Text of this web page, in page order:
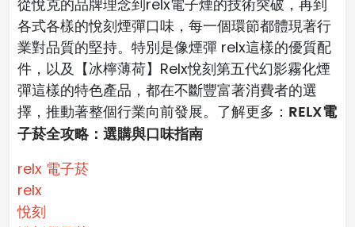
從悅克的品牌理念到relx電子煙的技術突破，再到
各式各樣的悅刻煙彈口味，每一個環節都體現著行
業對品質的堅持。特別是像煙彈 relx這樣的優質配
件，以及【冰檸薄荷】Relx悅刻第五代幻影霧化煙
彈這樣的特色產品，都在不斷豐富著消費者的選
擇，推動著整個行業向前發展。了解更多： RELX電
子菸全攻略：選購與口味指南
relx 電子菸
relx
悅刻